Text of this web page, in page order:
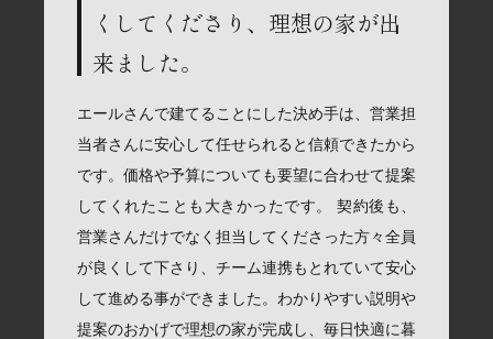
くしてくださり、理想の家が出
来ました。
エールさんで建てることにした決め手は、営業担
当者さんに安心して任せられると信頼できたから
です。価格や予算についても要望に合わせて提案
してくれたことも大きかったです。 契約後も、
営業さんだけでなく担当してくださった方々全員
が良くして下さり、チーム連携もとれていて安心
して進める事ができました。わかりやすい説明や
提案のおかげで理想の家が完成し、毎日快適に暮